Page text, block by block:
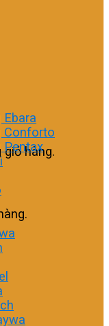
hàng.
Conforto